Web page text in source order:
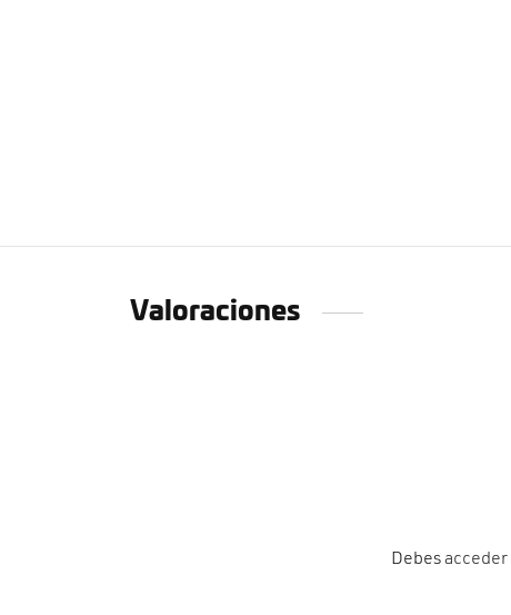
Valoraciones
Debesacceder